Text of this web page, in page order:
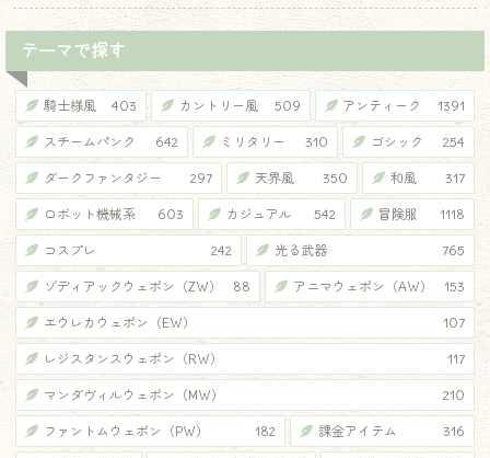
テーマで探す
騎士様風 403 カントリー風 509 アンティーク 1391
スチームパンク 642 ミリタリー 310 ゴシック 254
ダークファンタジー 297 天界風 350 和風 317
ロボット機械系 603 カジュアル 542 冒険服 1118
コスプレ 242 光る武器 765
ゾディアックウェポン（ZW） 88 アニマウェポン（AW） 153
エウレカウェポン（EW） 107
レジスタンスウェポン（RW） 117
マンダヴィルウェポン（MW） 210
ファントムウェポン（PW） 182 課金アイテム 316